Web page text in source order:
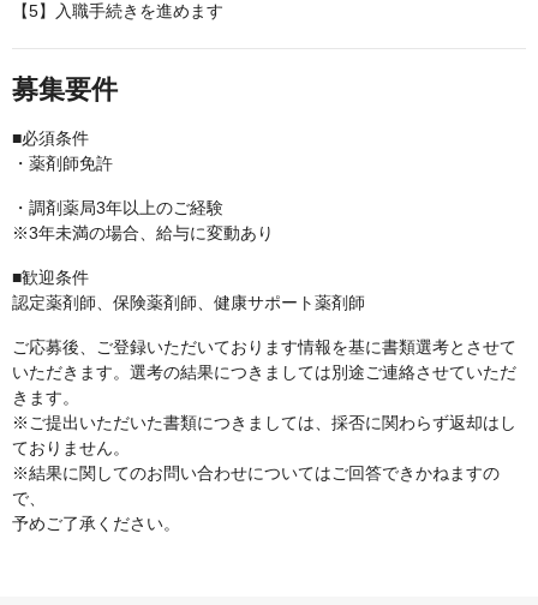
【5】入職手続きを進めます
募集要件
■必須条件
・薬剤師免許
・調剤薬局3年以上のご経験
※3年未満の場合、給与に変動あり
■歓迎条件
認定薬剤師、保険薬剤師、健康サポート薬剤師
ご応募後、ご登録いただいております情報を基に書類選考とさせて
いただきます。選考の結果につきましては別途ご連絡させていただ
きます。
※ご提出いただいた書類につきましては、採否に関わらず返却はし
ておりません。
※結果に関してのお問い合わせについてはご回答できかねますの
で、
予めご了承ください。